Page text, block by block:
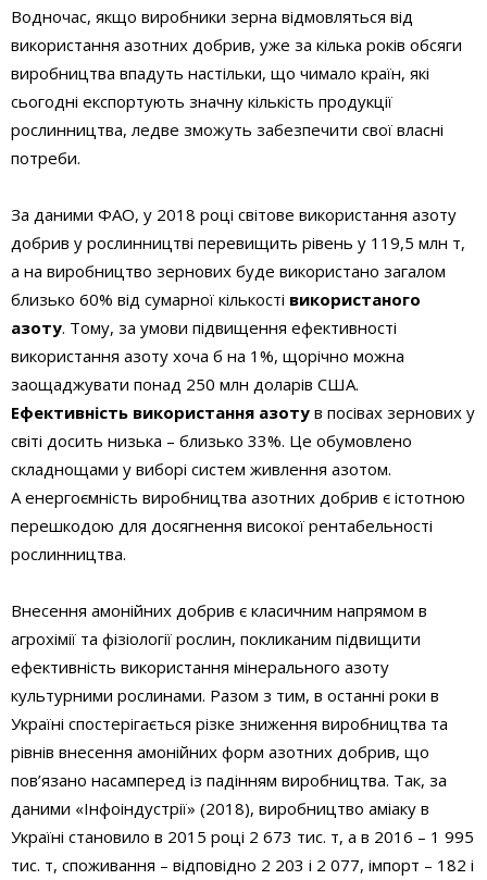
Водночас, якщо виробники зерна відмовляться від
використання азотних добрив, уже за кілька років обсяги
виробництва впадуть настільки, що чимало країн, які
сьогодні експортують значну кількість продукції
рослинництва, ледве зможуть забезпечити свої власні
потреби.
За даними ФАО, у 2018 році світове використання азоту
добрив у рослинництві перевищить рівень у 119,5 млн т,
а на виробництво зернових буде використано загалом
близько 60% від сумарної кількості використаного
азоту. Тому, за умови підвищення ефективності
використання азоту хоча б на 1%, щорічно можна
заощаджувати понад 250 млн доларів США.
Ефективність використання азоту в посівах зернових у
світі досить низька – близько 33%. Це обумовлено
складнощами у виборі систем живлення азотом.
А енергоємність виробництва азотних добрив є істотною
перешкодою для досягнення високої рентабельності
рослинництва.
Внесення амонійних добрив є класичним напрямом в
агрохімії та фізіології рослин, покликаним підвищити
ефективність використання мінерального азоту
культурними рослинами. Разом з тим, в останні роки в
Україні спостерігається різке зниження виробництва та
рівнів внесення амонійних форм азотних добрив, що
пов’язано насамперед із падінням виробництва. Так, за
даними «Інфоіндустрії» (2018), виробництво аміаку в
Україні становило в 2015 році 2 673 тис. т, а в 2016 – 1 995
тис. т, споживання – відповідно 2 203 і 2 077, імпорт – 182 і